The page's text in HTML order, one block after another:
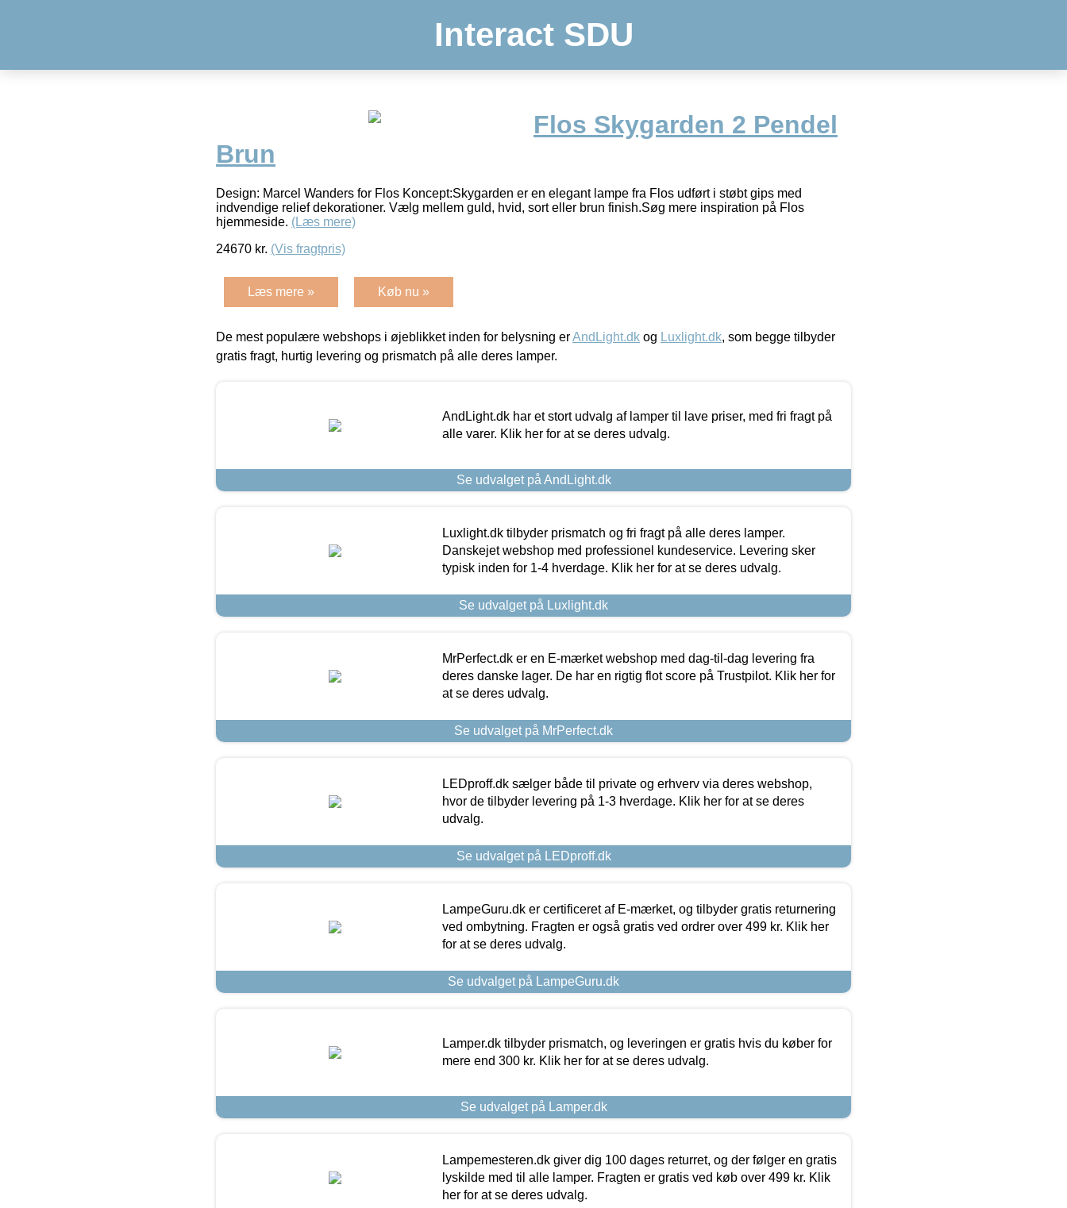
Interact SDU
Flos Skygarden 2 Pendel
Brun
Design: Marcel Wanders for Flos Koncept:Skygarden er en elegant lampe fra Flos udført i støbt gips med
indvendige relief dekorationer. Vælg mellem guld, hvid, sort eller brun finish.Søg mere inspiration på Flos
hjemmeside. (Læs mere)
24670 kr. (Vis fragtpris)
Læs mere » Køb nu »
De mest populære webshops i øjeblikket inden for belysning erAndLight.dk og Luxlight.dk, som begge tilbyder
gratis fragt, hurtig levering og prismatch på alle deres lamper.
AndLight.dk har et stort udvalg af lamper til lave priser, med fri fragt på
alle varer. Klik her for at se deres udvalg.
Se udvalget på AndLight.dk
Luxlight.dk tilbyder prismatch og fri fragt på alle deres lamper.
Danskejet webshop med professionel kundeservice. Levering sker
typisk inden for 1-4 hverdage. Klik her for at se deres udvalg.
Se udvalget på Luxlight.dk
MrPerfect.dk er en E-mærket webshop med dag-til-dag levering fra
deres danske lager. De har en rigtig flot score på Trustpilot. Klik her for
at se deres udvalg.
Se udvalget på MrPerfect.dk
LEDproff.dk sælger både til private og erhverv via deres webshop,
hvor de tilbyder levering på 1-3 hverdage. Klik her for at se deres
udvalg.
Se udvalget på LEDproff.dk
LampeGuru.dk er certificeret af E-mærket, og tilbyder gratis returnering
ved ombytning. Fragten er også gratis ved ordrer over 499 kr. Klik her
for at se deres udvalg.
Se udvalget på LampeGuru.dk
Lamper.dk tilbyder prismatch, og leveringen er gratis hvis du køber for
mere end 300 kr. Klik her for at se deres udvalg.
Se udvalget på Lamper.dk
Lampemesteren.dk giver dig 100 dages returret, og der følger en gratis
lyskilde med til alle lamper. Fragten er gratis ved køb over 499 kr. Klik
her for at se deres udvalg.